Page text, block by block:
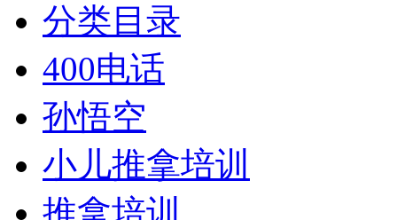
分类目录
400电话
孙悟空
小儿推拿培训
推拿培训